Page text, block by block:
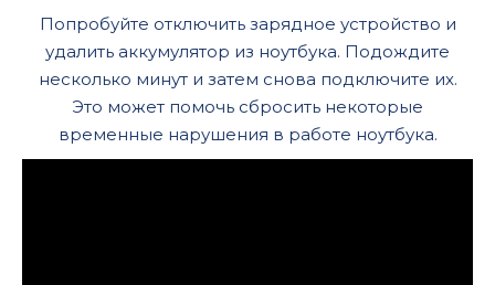
Попробуйте отключить зарядное устройство и
удалить аккумулятор из ноутбука. Подождите
несколько минут и затем снова подключите их.
Это может помочь сбросить некоторые
временные нарушения в работе ноутбука.